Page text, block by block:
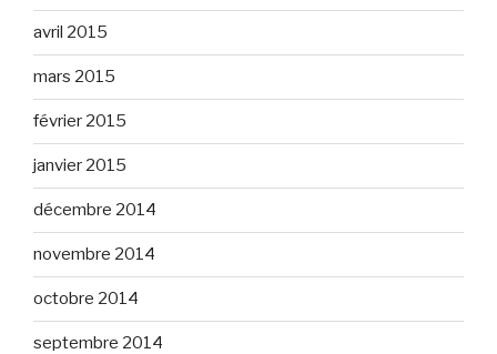
avril 2015
mars 2015
février 2015
janvier 2015
décembre 2014
novembre 2014
octobre 2014
septembre 2014